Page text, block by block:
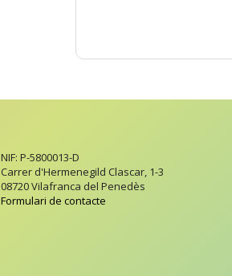
NIF: P-5800013-D
Carrer d'Hermenegild Clascar, 1-3
08720 Vilafranca del Penedès
Formulari de contacte